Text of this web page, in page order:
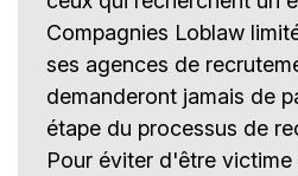
Compagnies Loblaw
ses agences de
demanderont jamais de
étape du processus de
Pour éviter d'être